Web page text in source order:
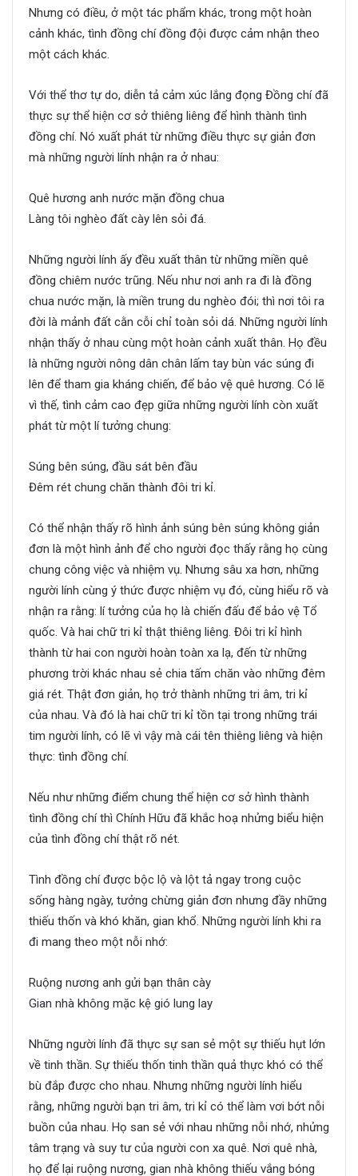
Nhưng có điều, ở một tác phẩm khác, trong một hoàn
cảnh khác, tình đồng chí đồng đội được cảm nhận theo
một cách khác.
Với thể thơ tự do, diễn tả cảm xúc lắng đọng Đồng chí đã
thực sự thể hiện cơ sở thiêng liêng để hình thành tình
đồng chí. Nó xuất phát từ những điều thực sự giản đơn
mà những người lính nhận ra ở nhau:
Quê hương anh nước mặn đồng chua
Làng tôi nghèo đất cày lên sỏi đá.
Những người lính ấy đều xuất thân từ những miền quê
đồng chiêm nước trũng. Nếu như nơi anh ra đi là đồng
chua nước mặn, là miền trung du nghèo đói; thì nơi tôi ra
đời là mảnh đất cằn cỗi chỉ toàn sỏi dá. Những người lính
nhận thấy ở nhau cùng một hoàn cảnh xuất thân. Họ đều
là những người nông dân chân lấm tay bùn vác súng đi
lên để tham gia kháng chiến, để bảo vệ quê hương. Có lẽ
vì thế, tình cảm cao đẹp giữa những người lính còn xuất
phát từ một lí tưởng chung:
Súng bên súng, đầu sát bên đầu
Đêm rét chung chăn thành đôi tri kỉ.
Có thể nhận thấy rõ hình ảnh súng bên súng không giản
đơn là một hình ảnh để cho người đọc thấy rằng họ cùng
chung công việc và nhiệm vụ. Nhưng sâu xa hơn, những
người lính cùng ý thức được nhiệm vụ đó, cùng hiểu rõ và
nhận ra rằng: lí tưởng của họ là chiến đấu để bảo vệ Tổ
quốc. Và hai chữ tri kỉ thật thiêng liêng. Đôi tri kỉ hình
thành từ hai con người hoàn toàn xa lạ, đến từ những
phương trời khác nhau sẻ chia tấm chăn vào những đêm
giá rét. Thật đơn giản, họ trở thành những tri âm, tri kỉ
của nhau. Và đó là hai chữ tri kỉ tồn tại trong những trái
tim người lính, có lẽ vì vậy mà cái tên thiêng liêng và hiện
thực: tình đồng chí.
Nếu như những điểm chung thể hiện cơ sở hình thành
tình đồng chí thì Chính Hữu đã khắc hoạ nhửng biểu hiện
của tình đồng chí thật rõ nét.
Tình đồng chí được bộc lộ và lột tả ngay trong cuộc
sống hàng ngày, tưởng chừng giản đơn nhưng đầy những
thiếu thốn và khó khăn, gian khổ. Những người lính khi ra
đi mang theo một nỗi nhớ:
Ruộng nương anh gửi bạn thân cày
Gian nhà không mặc kệ gió lung lay
Những người lính đã thực sự san sẻ một sự thiếu hụt lớn
về tinh thần. Sự thiếu thốn tinh thần quả thực khó có thể
bù đắp được cho nhau. Nhưng những người lính hiểu
rằng, những người bạn tri âm, tri kỉ có thể làm vơi bớt nỗi
buồn của nhau. Họ san sẻ với nhau những nỗi nhớ, nhửng
tâm trạng và suy tư của người con xa quê. Nơi quê nhà,
họ để lại ruộng nương, gian nhà không thiếu vắng bóng